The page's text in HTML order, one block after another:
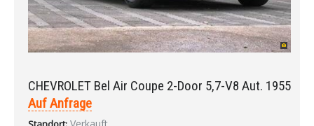
CHEVROLET Bel Air Coupe 2-Door 5,7-V8 Aut. 1955
Auf Anfrage